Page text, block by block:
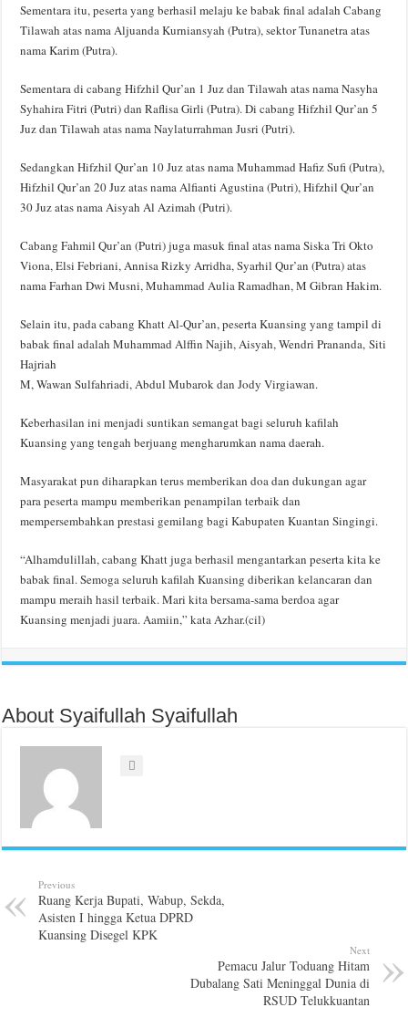
Sementara itu, peserta yang berhasil melaju ke babak final adalah Cabang
Tilawah atas nama Aljuanda Kurniansyah (Putra), sektor Tunanetra atas
nama Karim (Putra).
Sementara di cabang Hifzhil Qur’an 1 Juz dan Tilawah atas nama Nasyha
Syhahira Fitri (Putri) dan Raflisa Girli (Putra). Di cabang Hifzhil Qur’an 5
Juz dan Tilawah atas nama Naylaturrahman Jusri (Putri).
Sedangkan Hifzhil Qur’an 10 Juz atas nama Muhammad Hafiz Sufi (Putra),
Hifzhil Qur’an 20 Juz atas nama Alfianti Agustina (Putri), Hifzhil Qur’an
30 Juz atas nama Aisyah Al Azimah (Putri).
Cabang Fahmil Qur’an (Putri) juga masuk final atas nama Siska Tri Okto
Viona, Elsi Febriani, Annisa Rizky Arridha, Syarhil Qur’an (Putra) atas
nama Farhan Dwi Musni, Muhammad Aulia Ramadhan, M Gibran Hakim.
Selain itu, pada cabang Khatt Al-Qur’an, peserta Kuansing yang tampil di
babak final adalah Muhammad Alffin Najih, Aisyah, Wendri Prananda, Siti
Hajriah
M, Wawan Sulfahriadi, Abdul Mubarok dan Jody Virgiawan.
Keberhasilan ini menjadi suntikan semangat bagi seluruh kafilah
Kuansing yang tengah berjuang mengharumkan nama daerah.
Masyarakat pun diharapkan terus memberikan doa dan dukungan agar
para peserta mampu memberikan penampilan terbaik dan
mempersembahkan prestasi gemilang bagi Kabupaten Kuantan Singingi.
“Alhamdulillah, cabang Khatt juga berhasil mengantarkan peserta kita ke
babak final. Semoga seluruh kafilah Kuansing diberikan kelancaran dan
mampu meraih hasil terbaik. Mari kita bersama-sama berdoa agar
Kuansing menjadi juara. Aamiin,” kata Azhar.(cil)
About Syaifullah Syaifullah
Previous
Ruang Kerja Bupati, Wabup, Sekda,
Asisten I hingga Ketua DPRD
Kuansing Disegel KPK
Next
Pemacu Jalur Toduang Hitam
Dubalang Sati Meninggal Dunia di
RSUD Telukkuantan